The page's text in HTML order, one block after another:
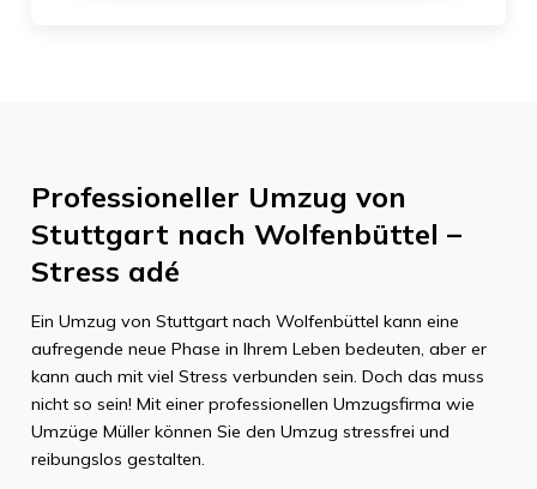
Professioneller Umzug von
Stuttgart nach Wolfenbüttel –
Stress adé
Ein Umzug von Stuttgart nach Wolfenbüttel kann eine
aufregende neue Phase in Ihrem Leben bedeuten, aber er
kann auch mit viel Stress verbunden sein. Doch das muss
nicht so sein! Mit einer professionellen Umzugsfirma wie
Umzüge Müller können Sie den Umzug stressfrei und
reibungslos gestalten.